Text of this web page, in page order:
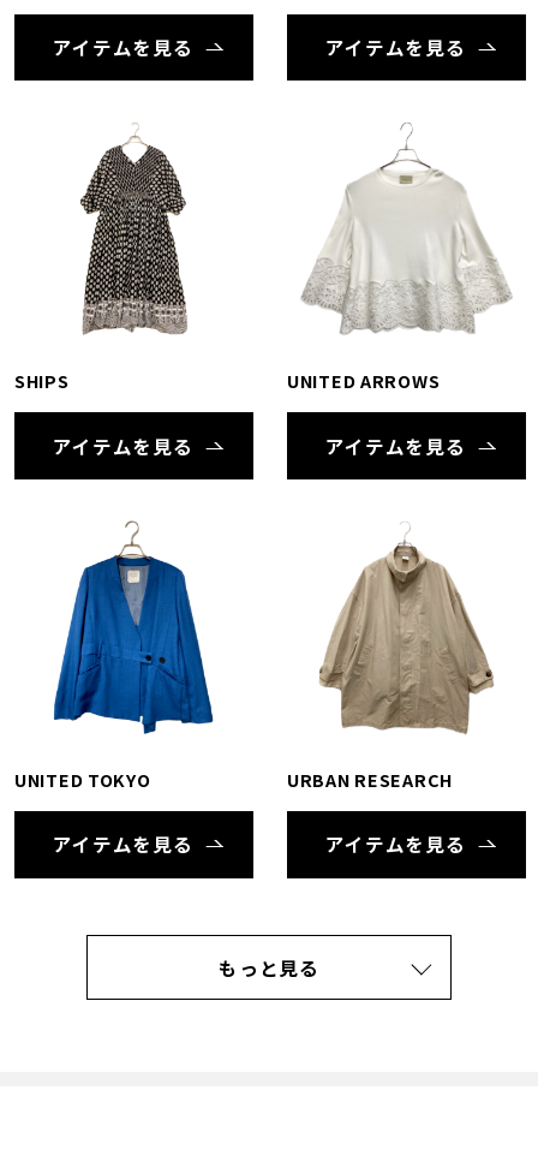
アイテムを見る アイテムを見る
SHIPS
アイテムを見る
UNITED ARROWS
アイテムを見る
UNITED TOKYO
アイテムを見る
URBAN RESEARCH
アイテムを見る
もっと見る